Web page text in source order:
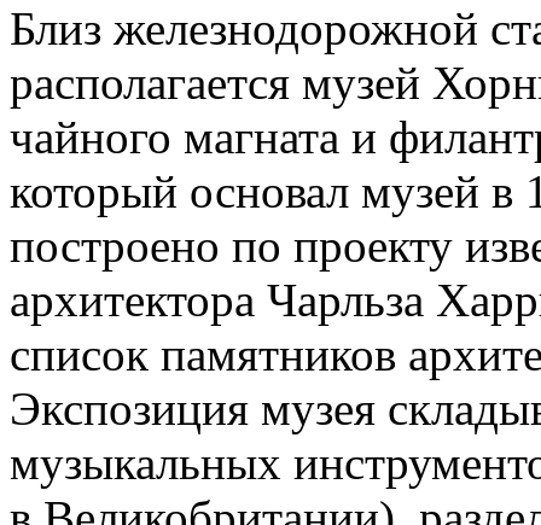
Близ железнодорожной
располагается музей
чайного магната и
который основал музей в
построено по проекту
архитектора Чарльза
список памятников
Экспозиция музея
музыкальных